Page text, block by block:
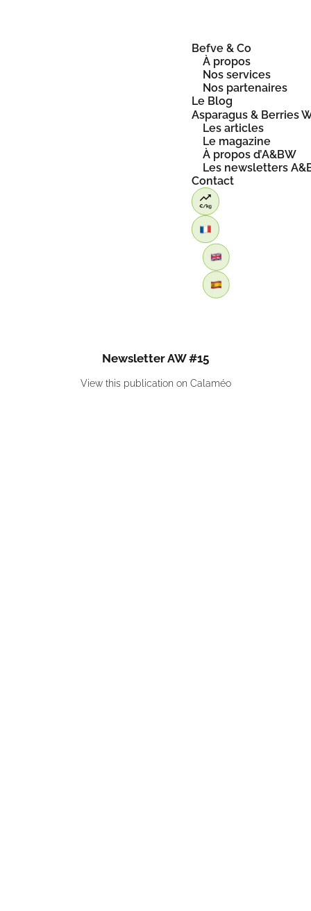
Befve & Co
À propos
Nos services
Nos partenaires
Le Blog
Asparagus & Berries
Les articles
Le magazine
À propos d’A&BW
Les newsletters
Contact
Newsletter AW #15
View this publication on Calaméo